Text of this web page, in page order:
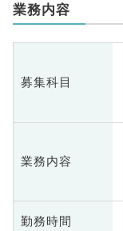
業務内容
募集科目
業務内容
勤務時間